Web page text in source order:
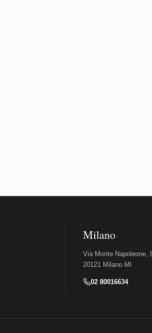
Milano
Via Monte Napoleone,
20121 Milano MI
02 80016634